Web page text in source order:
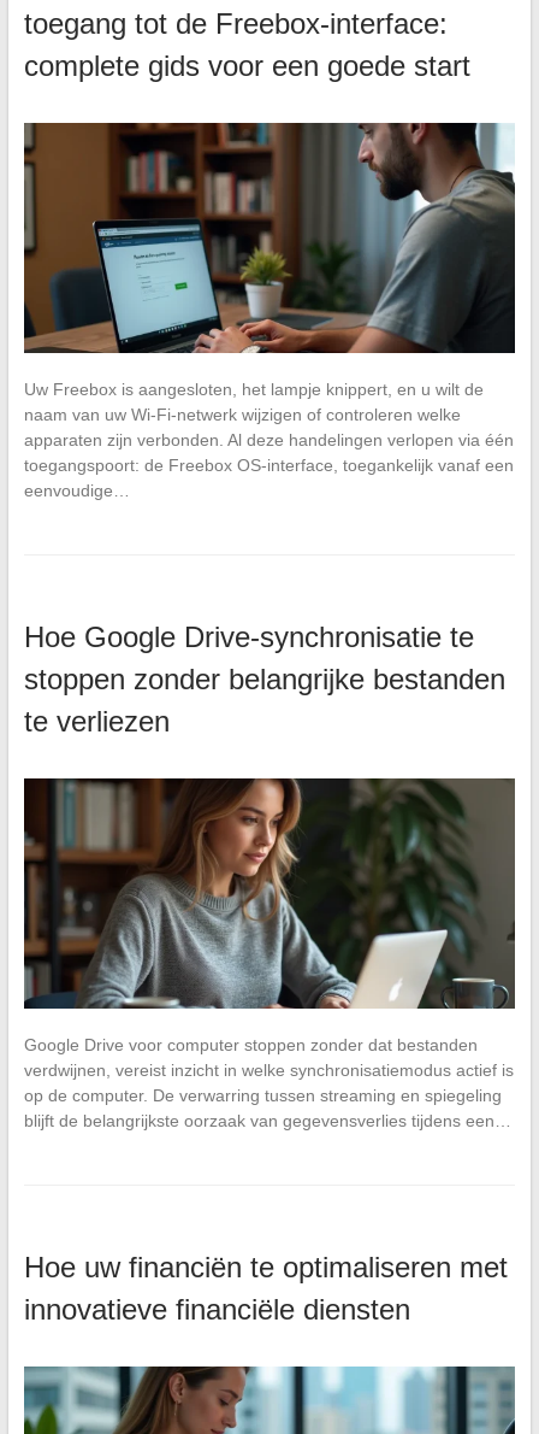
toegang tot de Freebox-interface:
complete gids voor een goede start
Uw Freebox is aangesloten, het lampje knippert, en u wilt de
naam van uw Wi-Fi-netwerk wijzigen of controleren welke
apparaten zijn verbonden. Al deze handelingen verlopen via één
toegangspoort: de Freebox OS-interface, toegankelijk vanaf een
eenvoudige…
Hoe Google Drive-synchronisatie te
stoppen zonder belangrijke bestanden
te verliezen
Google Drive voor computer stoppen zonder dat bestanden
verdwijnen, vereist inzicht in welke synchronisatiemodus actief is
op de computer. De verwarring tussen streaming en spiegeling
blijft de belangrijkste oorzaak van gegevensverlies tijdens een…
Hoe uw financiën te optimaliseren met
innovatieve financiële diensten